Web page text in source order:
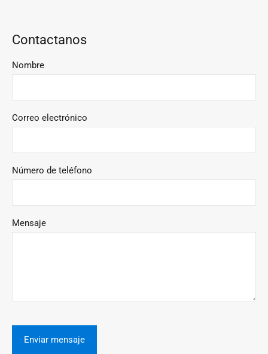
Contactanos
Nombre
Correo electrónico
Número de teléfono
Mensaje